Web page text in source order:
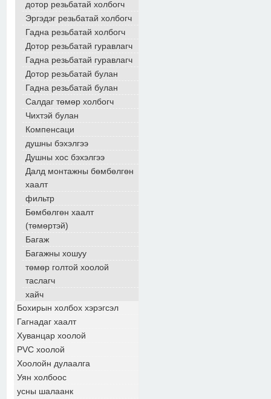
дотор резьбатай холбогч
Эргэдэг резьбатай холбогч
Гадна резьбатай холбогч
Дотор резьбатай гуравлагч
Гадна резьбатай гуравлагч
Дотор резьбатай булан
Гадна резьбатай булан
Салдаг төмөр холбогч
Чихтэй булан
Компенсаци
душны бэхэлгээ
Душны хос бэхэлгээ
Далд монтажны бөмбөлгөн
хаалт
фильтр
Бөмбөлгөн хаалт
(төмөртэй)
Багаж
Багажны хошуу
төмөр голтой хоолой
таслагч
хайч
Бохирын холбох хэрэгсэл
Гагнадаг хаалт
Хуванцар хоолой
PVC хоолой
Хоолойн дулаалга
Уян холбоос
усны шалаанк